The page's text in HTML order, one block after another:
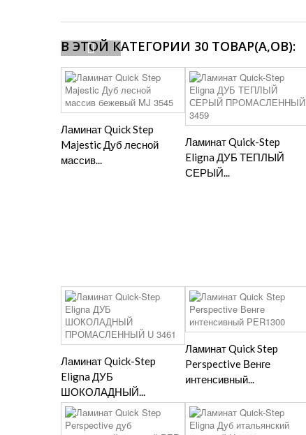
В ЭТОЙ КАТЕГОРИИ 30 ТОВАР(А,ОВ):
Ламинат Quick Step
Majestic Дуб лесной
массив...
Ламинат Quick-Step
Eligna ДУБ ТЕПЛЫЙ
СЕРЫЙ...
Ламинат Quick-Step
Eligna ДУБ
ШОКОЛАДНЫЙ...
Ламинат Quick Step
Perspective Венге
интенсивный...